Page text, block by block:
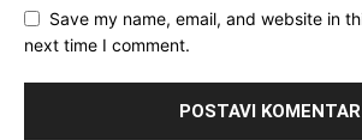
Save my name, email, and website in
next time I comment.